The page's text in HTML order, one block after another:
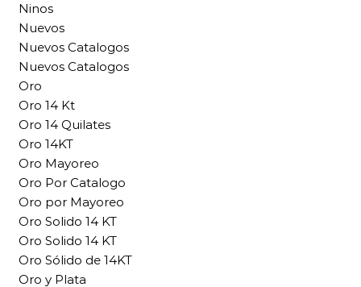
Ninos
Nuevos
Nuevos Catalogos
Nuevos Catalogos
Oro
Oro 14 Kt
Oro 14 Quilates
Oro 14KT
Oro Mayoreo
Oro Por Catalogo
Oro por Mayoreo
Oro Solido 14 KT
Oro Solido 14 KT
Oro Sólido de 14KT
Oro y Plata